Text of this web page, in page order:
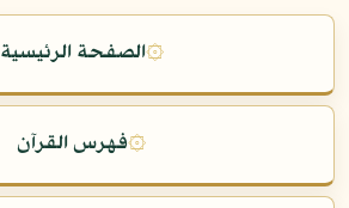
۞الصفحة الرئيسية
۞فهرس القرآن